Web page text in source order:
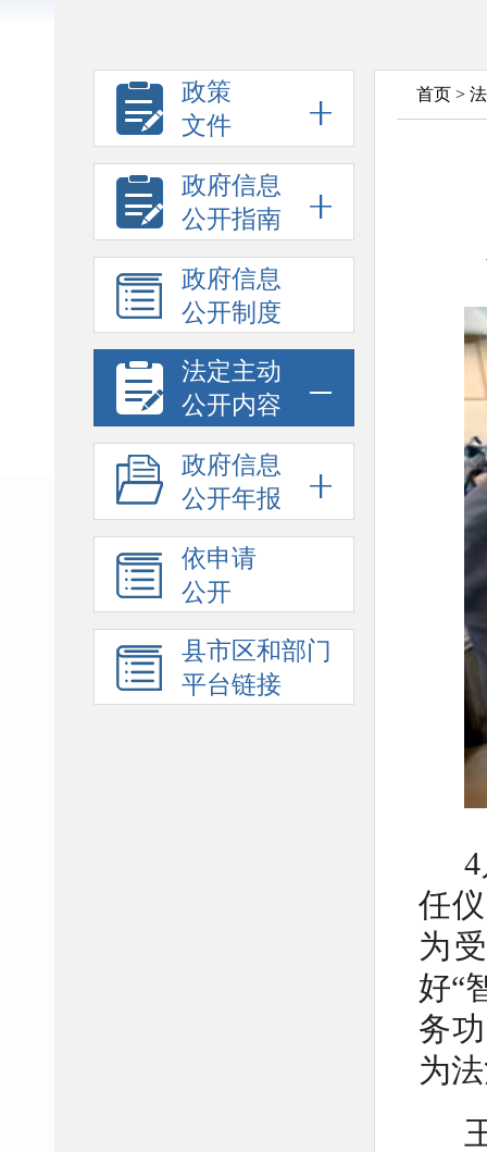
政策
文件
政府信息
公开指南
政府信息
公开制度
法定主动
公开内容
政府信息
公开年报
依申请
公开
县市区和部门
平台链接
首页 >
任
为
好“
务
为